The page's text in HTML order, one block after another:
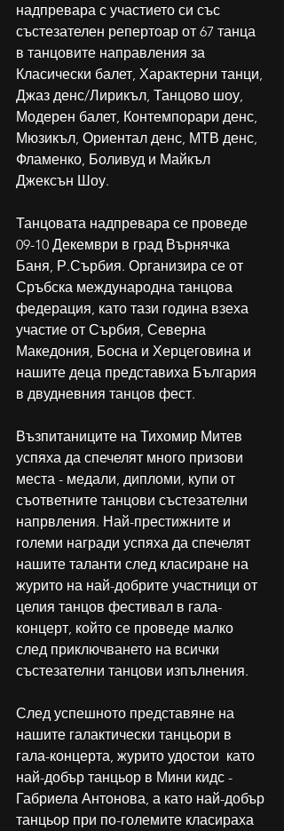
надпревара с участието си със
състезателен репертоар от 67 танца
в танцовите направления за
Класически балет, Характерни танци,
Джаз денс/Лирикъл, Танцово шоу,
Модерен балет, Контемпорари денс,
Мюзикъл, Ориентал денс, МТВ денс,
Фламенко, Боливуд и Майкъл
Джексън Шоу.
Танцовата надпревара се проведе
09-10 Декември в град Върнячка
Баня, Р.Сърбия. Организира се от
Сръбска международна танцова
федерация, като тази година взеха
участие от Сърбия, Северна
Македония, Босна и Херцеговина и
нашите деца представиха България
в двудневния танцов фест.
Възпитаниците на Тихомир Митев
успяха да спечелят много призови
места - медали, дипломи, купи от
съответните танцови състезателни
напрвления. Най-престижните и
големи награди успяха да спечелят
нашите таланти след класиране на
журито на най-добрите участници от
целия танцов фестивал в гала-
концерт, който се проведе малко
след приключването на всички
състезателни танцови изпълнения.
След успешното представяне на
нашите галактически танцьори в
гала-концерта, журито удостои  като
най-добър танцьор в Мини кидс -
Габриела Антонова, а като най-добър
танцьор при по-големите класираха